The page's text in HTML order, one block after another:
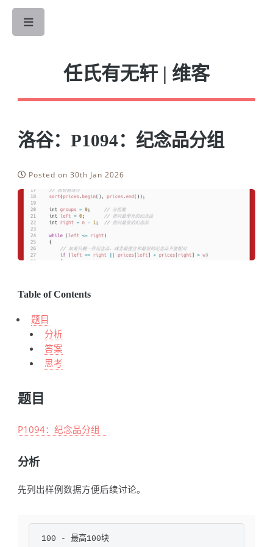
任氏有无轩 | 维客
洛谷：P1094：纪念品分组
Posted on 30th Jan 2026
Table of Contents
题目
分析
答案
思考
题目
P1094：纪念品分组
分析
先列出样例数据方便后续讨论。
100 - 最高100块